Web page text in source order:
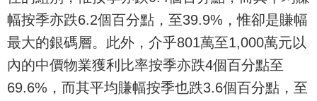
幅按季亦跌6.2個百分點，至39.9%，惟卻是賺幅
最大的銀碼層。此外，介乎801萬至1,000萬元以
內的中價物業獲利比率按季亦跌4個百分點至
69.6%，而其平均賺幅按季也跌3.6個百分點，至